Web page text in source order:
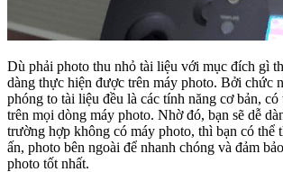
Dù phải photo thu nhỏ tài liệu với mục đích gì
dàng thực hiện được trên máy photo. Bởi chức
phóng to tài liệu đều là các tính năng cơ bản, có
trên mọi dòng máy photo. Nhờ đó, bạn sẽ dễ
trường hợp không có máy photo, thì bạn có thể
ấn, photo bên ngoài để nhanh chóng và đảm
photo tốt nhất.